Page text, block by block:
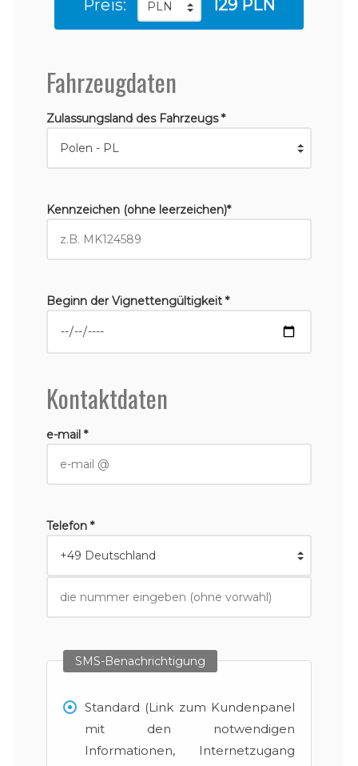
Preis: 129 PLN
Fahrzeugdaten
Zulassungsland des Fahrzeugs *
Kennzeichen (ohne leerzeichen)*
Beginn der Vignettengültigkeit *
Kontaktdaten
e-mail *
Telefon *
SMS-Benachrichtigung
Standard (Link zum Kundenpanel
mit den notwendigen
Informationen, Internetzugang